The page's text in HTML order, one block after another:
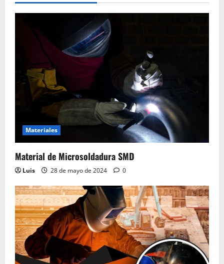
Materiales
Material de Microsoldadura SMD
Luis 28 de mayo de 2024 0